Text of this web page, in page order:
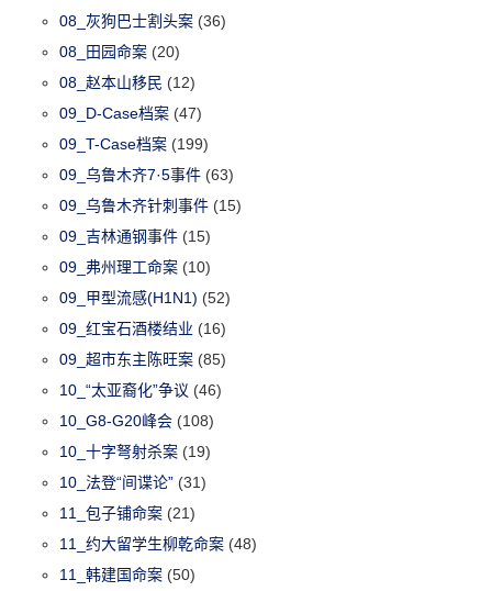
08_灰狗巴士割头案 (36)
08_田园命案 (20)
08_赵本山移民 (12)
09_D-Case档案 (47)
09_T-Case档案 (199)
09_乌鲁木齐7·5事件 (63)
09_乌鲁木齐针刺事件 (15)
09_吉林通钢事件 (15)
09_弗州理工命案 (10)
09_甲型流感(H1N1) (52)
09_红宝石酒楼结业 (16)
09_超市东主陈旺案 (85)
10_“太亚裔化”争议 (46)
10_G8-G20峰会 (108)
10_十字弩射杀案 (19)
10_法登“间谍论” (31)
11_包子铺命案 (21)
11_约大留学生柳乾命案 (48)
11_韩建国命案 (50)